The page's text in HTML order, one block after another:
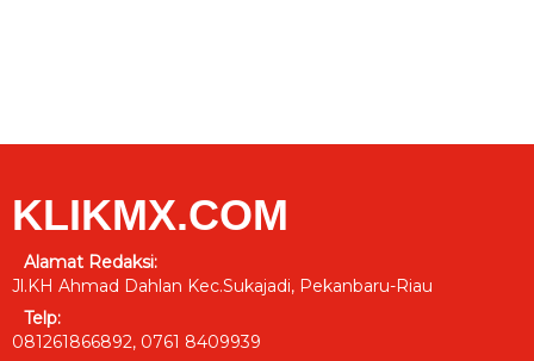
KLIKMX.COM
Alamat Redaksi:
Jl.KH Ahmad Dahlan Kec.Sukajadi, Pekanbaru-Riau
Telp:
081261866892, 0761 8409939